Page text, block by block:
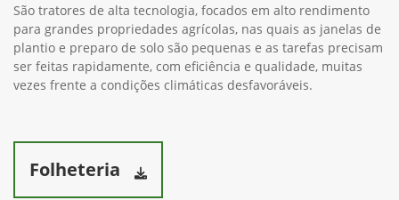
São tratores de alta tecnologia, focados em alto rendimento
para grandes propriedades agrícolas, nas quais as janelas de
plantio e preparo de solo são pequenas e as tarefas precisam
ser feitas rapidamente, com eficiência e qualidade, muitas
vezes frente a condições climáticas desfavoráveis.
Folheteria